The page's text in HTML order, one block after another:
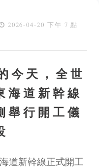
2026-04-20 下午 7 點
今天，全世
海道新幹線
舉行開工儀
道新幹線正式開工